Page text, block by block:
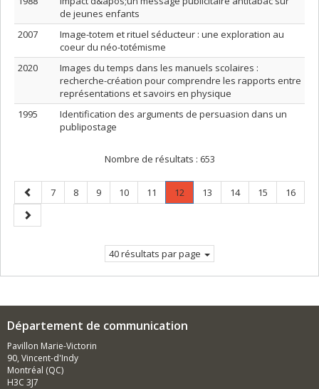
de jeunes enfants
2007
Image-totem et rituel séducteur : une exploration au
coeur du néo-totémisme
2020
Images du temps dans les manuels scolaires :
recherche-création pour comprendre les rapports entre
représentations et savoirs en physique
1995
Identification des arguments de persuasion dans un
publipostage
Nombre de résultats : 653
Page
précédente
Page
7 Page
8 Page
9 Page
10 Page
11 Page
12
Page
Page
13 Page
14 Page
15 Page
16
Page
suivante
40 résultats par page
Département de communication
Pavillon Marie-Victorin
90, Vincent-d'Indy
Montréal (QC)
H3C 3J7